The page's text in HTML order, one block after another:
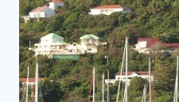
ОСТРОВА)